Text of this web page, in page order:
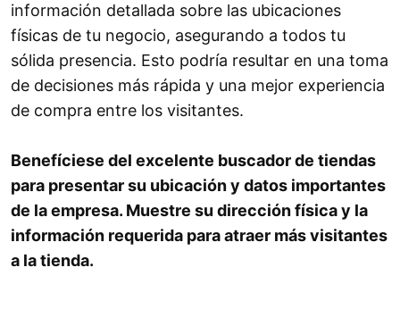
información detallada sobre las ubicaciones
físicas de tu negocio, asegurando a todos tu
sólida presencia. Esto podría resultar en una toma
de decisiones más rápida y una mejor experiencia
de compra entre los visitantes.
Benefíciese del excelente buscador de tiendas
para presentar su ubicación y datos importantes
de la empresa. Muestre su dirección física y la
información requerida para atraer más visitantes
a la tienda.